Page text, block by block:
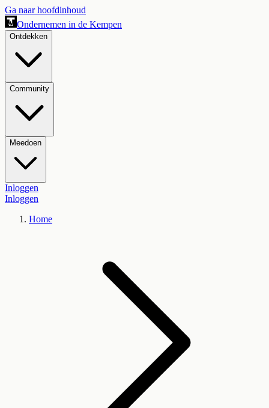
Ga naar hoofdinhoud
Ondernemen in de Kempen
Ontdekken
Community
Meedoen
Inloggen
Inloggen
Home